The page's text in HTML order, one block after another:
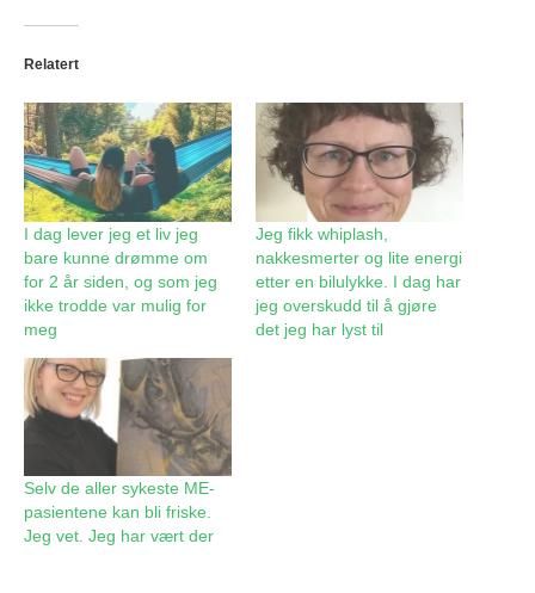
Relatert
I dag lever jeg et liv jeg
bare kunne drømme om
for 2 år siden, og som jeg
ikke trodde var mulig for
meg
Jeg fikk whiplash,
nakkesmerter og lite energi
etter en bilulykke. I dag har
jeg overskudd til å gjøre
det jeg har lyst til
Selv de aller sykeste ME-
pasientene kan bli friske.
Jeg vet. Jeg har vært der